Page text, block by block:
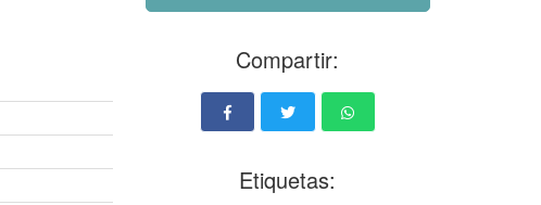
Compartir:
Etiquetas: